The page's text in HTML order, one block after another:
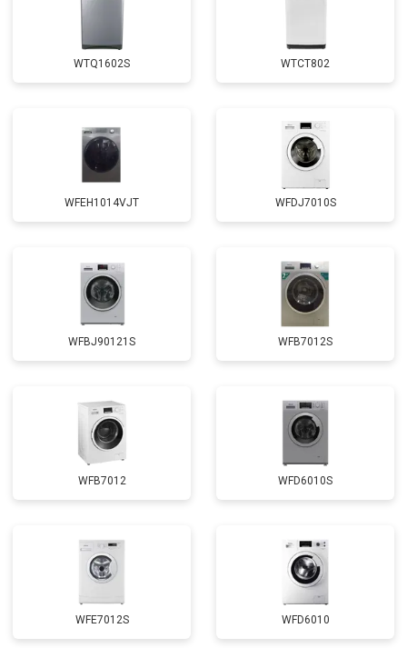
Замена крестовины от 2750 ₽
Замена подшипников от 2800 ₽ Заказать
Замена мотора от 3800 ₽ Заказать
от 2200 ₽ Заказать
Замена ТЭН от 2300 ₽ Заказать
Замена блока управления от 3600 ₽ Заказать
Замена прессостата от 3350 ₽ Заказать
Замена сливного насоса от 3450 ₽
Замена сливного шланга от 2100 ₽ Заказать
Замена УБЛ от 2100 ₽ Заказать
Замена приводного ремня от 2550 ₽ Заказать
WTQ1602S WTCT802
WFEH1014VJT WFDJ7010S
WFBJ90121S WFB7012S
WFB7012 WFD6010S
WFE7012S WFD6010